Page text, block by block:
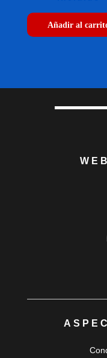
Añadir al